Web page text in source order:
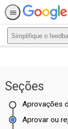
Simplifique o
Seções
Aprovações
Aprovar ou